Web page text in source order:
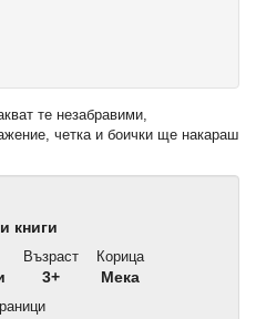
те незабравими,
четка и боички ще накараш
книги
Възраст
3+
Корица
Мека